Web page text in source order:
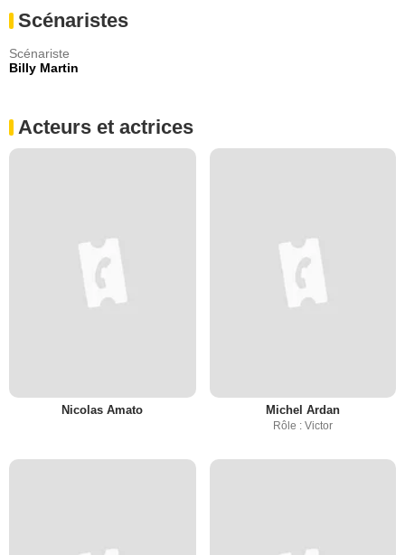
Scénaristes
Scénariste
Billy Martin
Acteurs et actrices
Nicolas Amato Michel Ardan
Rôle : Victor